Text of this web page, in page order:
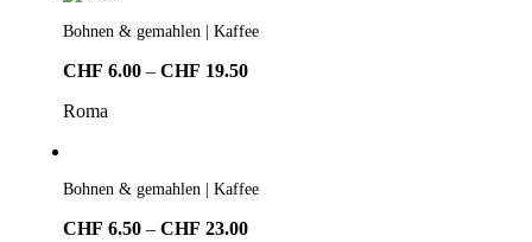
Bohnen & gemahlen | Kaffee
CHF 6.00 – CHF 19.50Preisspanne:
Roma
Bohnen & gemahlen | Kaffee
CHF 6.50 – CHF 23.00Preisspanne: